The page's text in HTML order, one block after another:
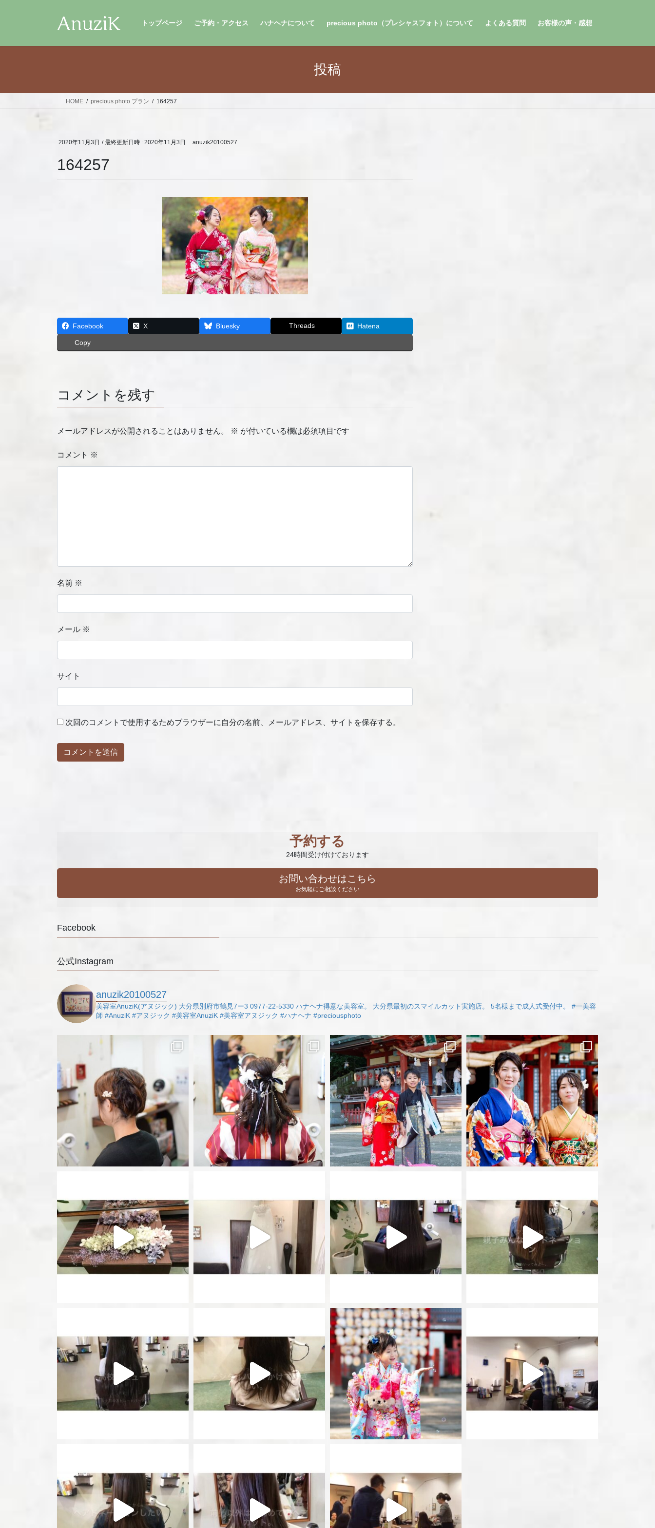
トップページ ご予約・アクセス ハナヘナについて precious photo（プレシャスフォト）について よくある質問 お客様の声・感想
投稿
HOME precious photo プラン 164257
2020年11月3日 / 最終更新日時 : 2020年11月3日 anuzik20100527
164257
Facebook X Bluesky Threads Hatena
Copy
コメントを残す
メールアドレスが公開されることはありません。 ※ が付いている欄は必須項目です
コメント ※
名前 ※
メール ※
サイト
次回のコメントで使用するためブラウザーに自分の名前、メールアドレス、サイトを保存する。
予約する
24時間受け付けております
お問い合わせはこちら
お気軽にご相談ください
Facebook
公式Instagram
anuzik20100527
美容室AnuziK(アヌジック) 大分県別府市鶴見7ー3 0977-22-5330 ハナヘナ得意な美容室。 大分県最初のスマイルカット実施店。 5名様まで成人式受付中。
#一美容
師 #AnuziK #アヌジック #美容室AnuziK #美容室アヌジック #ハナヘナ #preciousphoto